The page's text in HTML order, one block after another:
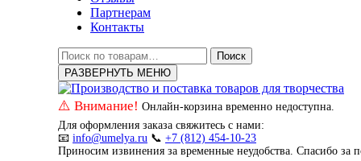
Партнерам
Контакты
Искать:
Поиск
РАЗВЕРНУТЬ МЕНЮ
⚠️ Внимание! Онлайн-корзина временно недоступна.
Для оформления заказа свяжитесь с нами:
📧 info@umelya.ru 📞 +7 (812) 454-10-23
Приносим извинения за временные неудобства. Спасибо за